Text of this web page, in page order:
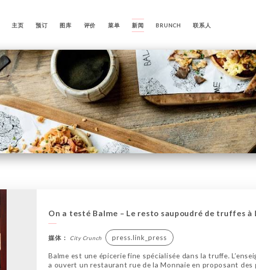
主页 预订 图库 评价 菜单 新闻 BRUNCH 联系人
On a testé Balme – Le resto saupoudré de truffes à
媒体： City Crunch press.link_press
Balme est une épicerie fine spécialisée dans la truffe.
a ouvert un restaurant rue de la Monnaie en proposant des